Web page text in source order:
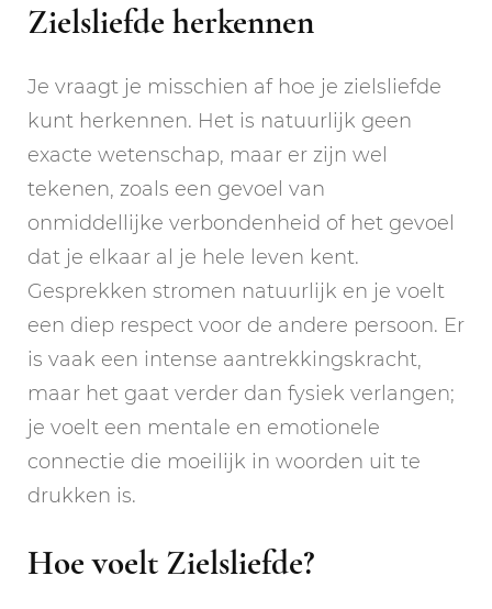
Zielsliefde herkennen
Je vraagt je misschien af hoe je zielsliefde
kunt herkennen. Het is natuurlijk geen
exacte wetenschap, maar er zijn wel
tekenen, zoals een gevoel van
onmiddellijke verbondenheid of het gevoel
dat je elkaar al je hele leven kent.
Gesprekken stromen natuurlijk en je voelt
een diep respect voor de andere persoon. Er
is vaak een intense aantrekkingskracht,
maar het gaat verder dan fysiek verlangen;
je voelt een mentale en emotionele
connectie die moeilijk in woorden uit te
drukken is.
Hoe voelt Zielsliefde?